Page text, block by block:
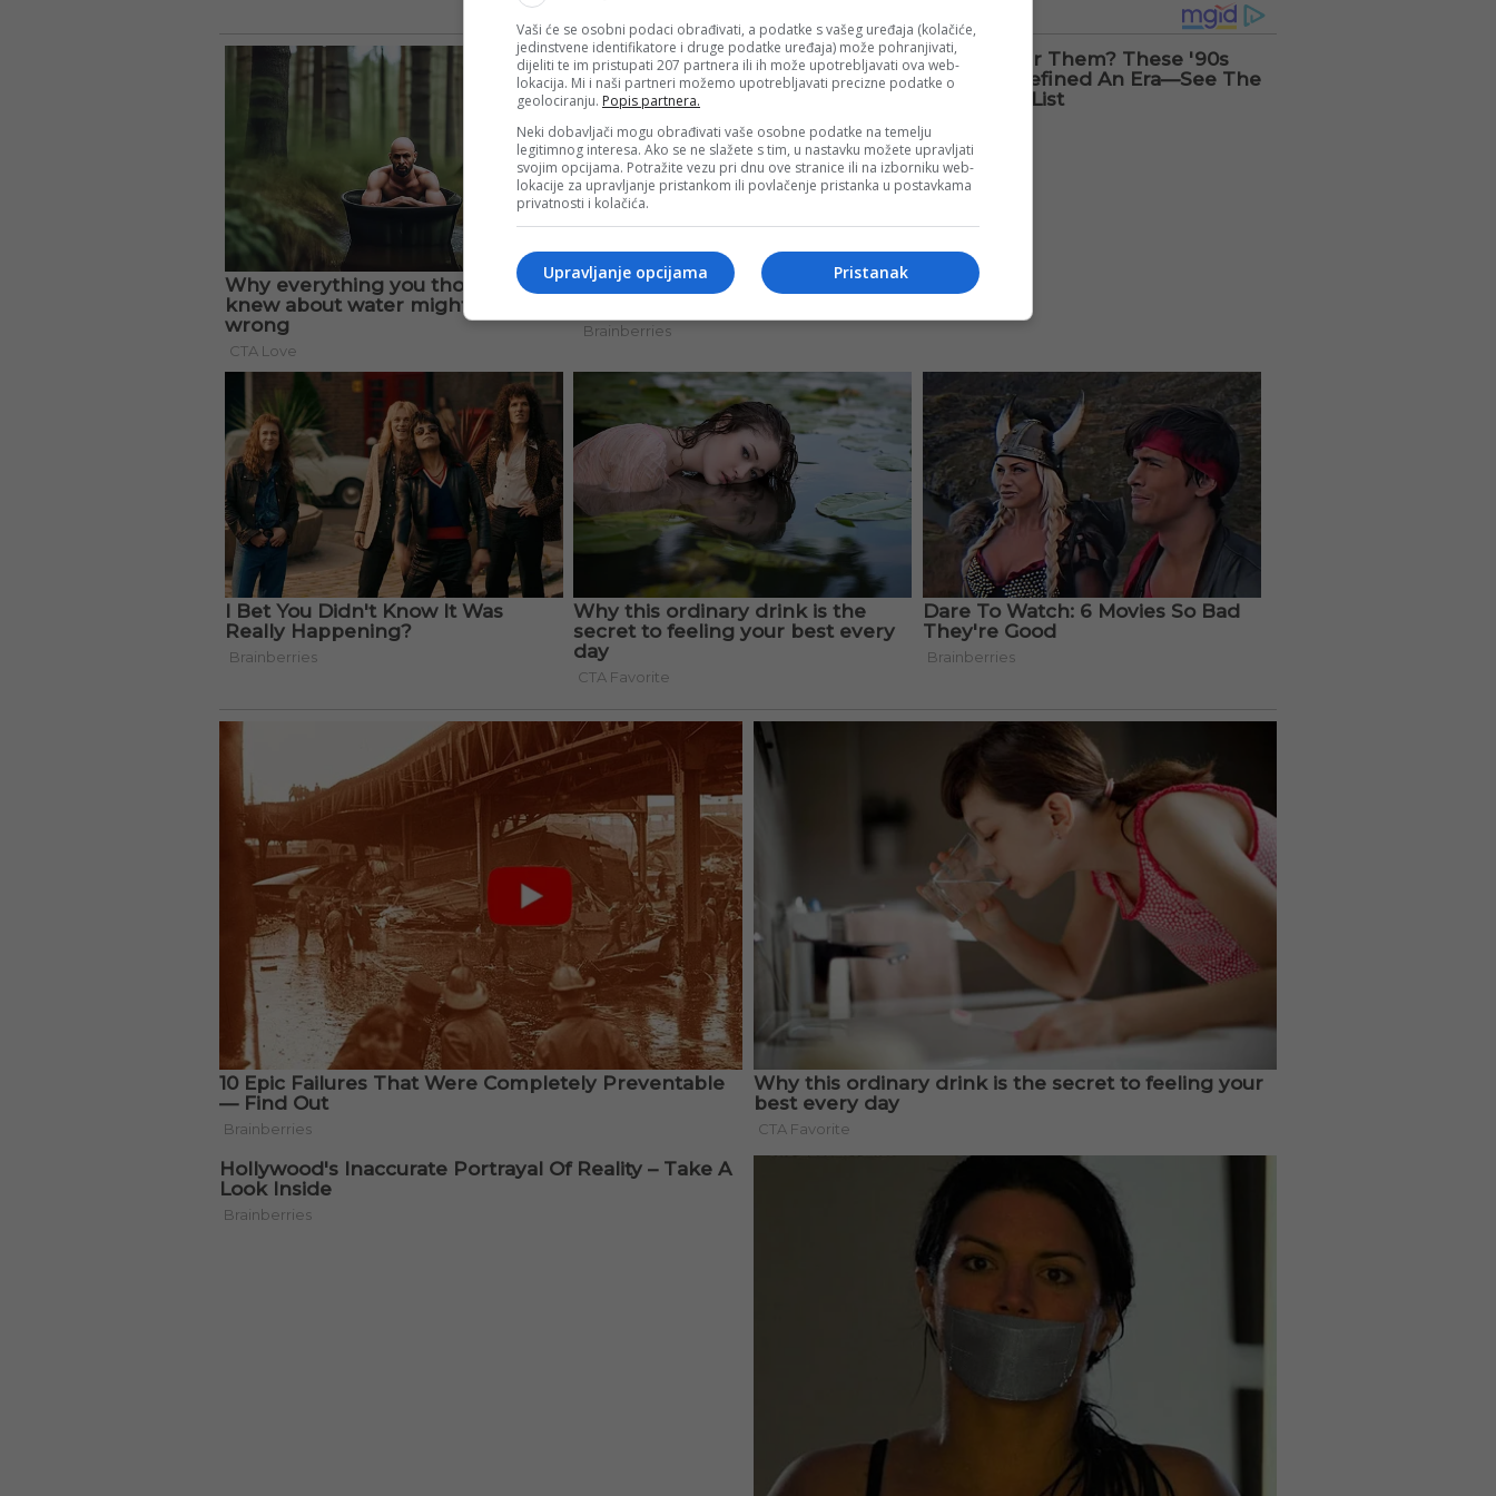
Vaši će se osobni podaci obrađivati, a podatke s vašeg uređaja (kolačiće,
jedinstvene identifikatore i druge podatke uređaja) može pohranjivati,
dijeliti te im pristupati 207 partnera ili ih može upotrebljavati ova web-
lokacija. Mi i naši partneri možemo upotrebljavati precizne podatke o
geolociranju. Popis partnera.
Neki dobavljači mogu obrađivati vaše osobne podatke na temelju
legitimnog interesa. Ako se ne slažete s tim, u nastavku možete upravljati
svojim opcijama. Potražite vezu pri dnu ove stranice ili na izborniku web-
lokacije za upravljanje pristankom ili povlačenje pristanka u postavkama
privatnosti i kolačića.
Pristanak
Upravljanje opcijama